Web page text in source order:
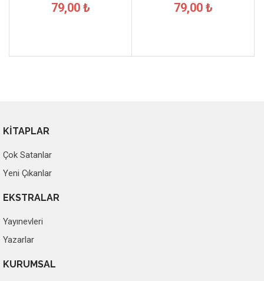
79,00 ₺ 79,00 ₺
KİTAPLAR
Çok Satanlar
Yeni Çıkanlar
EKSTRALAR
Yayınevleri
Yazarlar
KURUMSAL